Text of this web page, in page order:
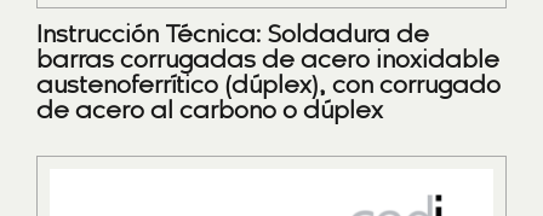
Instrucción Técnica: Soldadura de
barras corrugadas de acero inoxidable
austenoferrítico (dúplex), con corrugado
de acero al carbono o dúplex